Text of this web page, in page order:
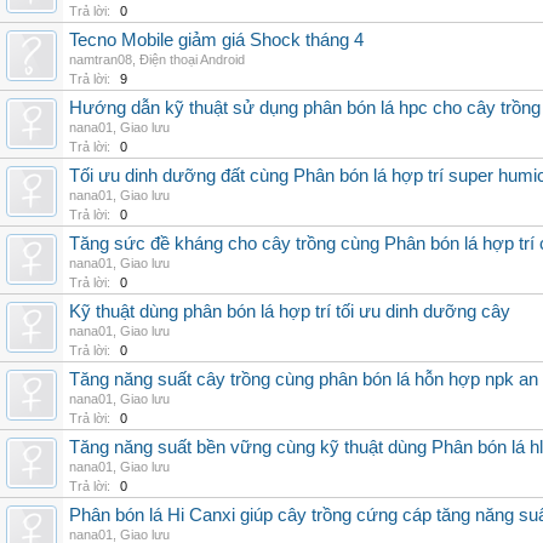
Trả lời:
0
Tecno Mobile giảm giá Shock tháng 4
namtran08 Điện thoại Android
Trả lời:
9
Hướng dẫn kỹ thuật sử dụng phân bón lá hpc cho cây trồng
nana01
Giao lưu
Trả lời:
0
Tối ưu dinh dưỡng đất cùng Phân bón lá hợp trí super
nana01
Giao lưu
Trả lời:
0
Tăng sức đề kháng cho cây trồng cùng Phân bón lá hợp trí
nana01
Giao lưu
Trả lời:
0
Kỹ thuật dùng phân bón lá hợp trí tối ưu dinh dưỡng cây
nana01
Giao lưu
Trả lời:
0
Tăng năng suất cây trồng cùng phân bón lá hỗn hợp npk an
nana01
Giao lưu
Trả lời:
0
Tăng năng suất bền vững cùng kỹ thuật dùng Phân bón lá
nana01
Giao lưu
Trả lời:
0
Phân bón lá Hi Canxi giúp cây trồng cứng cáp tăng năng
nana01
Giao lưu